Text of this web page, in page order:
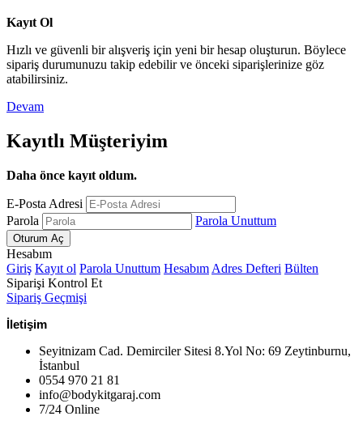
Kayıt Ol
Hızlı ve güvenli bir alışveriş için yeni bir hesap oluşturun. Böylece
sipariş durumunuzu takip edebilir ve önceki siparişlerinize göz
atabilirsiniz.
Devam
Kayıtlı Müşteriyim
Daha önce kayıt oldum.
E-Posta Adresi
Parola
Parola Unuttum
Hesabım
Giriş Kayıt ol Parola Unuttum Hesabım Adres Defteri Bülten
Siparişi Kontrol Et
Sipariş Geçmişi
İletişim
Seyitnizam Cad. Demirciler Sitesi 8.Yol No: 69 Zeytinburnu,
İstanbul
0554 970 21 81
info@bodykitgaraj.com
7/24 Online